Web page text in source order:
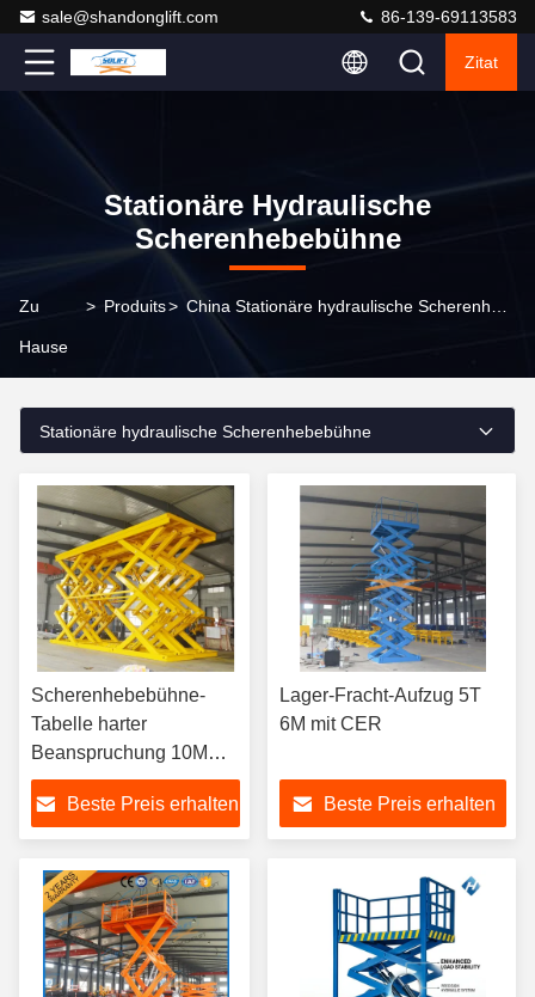
sale@shandonglift.com 86-139-69113583
Zitat
Stationäre Hydraulische
Scherenhebebühne
Zu
Hause
> Produits>
Stationäre hydraulische Scherenhebebühne
Scherenhebebühne-
Tabelle harter
Beanspruchung 10M
18T elektrische
hydraulische mit CER
Beste Preis erhalten
Lager-Fracht-Aufzug 5T
6M mit CER
Beste Preis erhalten